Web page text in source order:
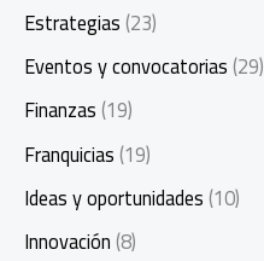
Estrategias(23)
Eventos y convocatorias(29)
Finanzas(19)
Franquicias(19)
Ideas y oportunidades(10)
Innovación(8)